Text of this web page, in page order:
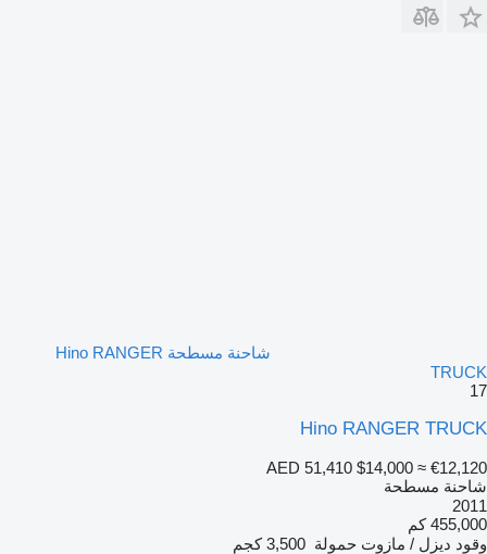
شاحنة مسطحة Hino RANGER
TRUCK
17
Hino RANGER TRUCK
AED 51,410 $14,000 ≈ €12,120
شاحنة مسطحة
2011
455,000 كم
وقود ديزل / مازوت حمولة 3,500 كجم